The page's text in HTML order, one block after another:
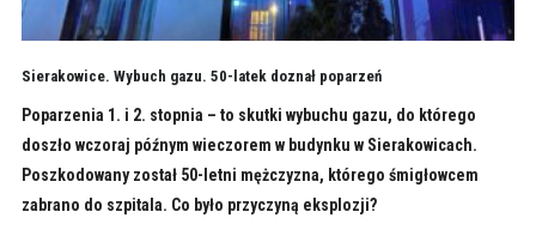
Sierakowice. Wybuch gazu. 50-latek doznał poparzeń
Poparzenia 1. i 2. stopnia – to skutki wybuchu gazu, do którego
doszło wczoraj późnym wieczorem w budynku w Sierakowicach.
Poszkodowany został 50-letni mężczyzna, którego śmigłowcem
zabrano do szpitala. Co było przyczyną eksplozji?